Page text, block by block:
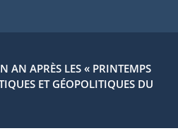
AN APRÈS LES « PRINTEMPS
ET GÉOPOLITIQUES DU